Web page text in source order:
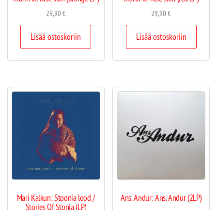
29,90€
Lisää ostoskoriin
29,90€
Lisää ostoskoriin
Mari Kalkun: Stoonia lood /
Stories Of Stonia (LP)
Ans. Andur: Ans. Andur (2LP)